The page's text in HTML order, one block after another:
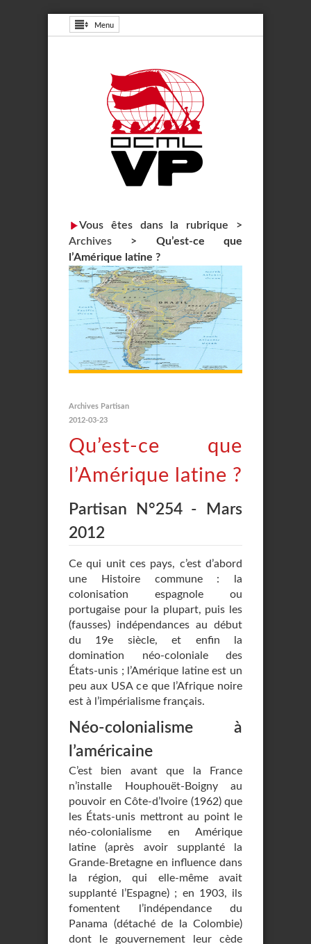
Menu
Vous êtes dans la rubrique >
Archives > Qu’est-ce que
l’Amérique latine ?
Archives Partisan
2012-03-23
Qu’est-ce que
l’Amérique latine ?
Partisan N°254 - Mars
2012
Ce qui unit ces pays, c’est d’abord
une Histoire commune : la
colonisation espagnole ou
portugaise pour la plupart, puis les
(fausses) indépendances au début
du 19e siècle, et enfin la
domination néo-coloniale des
États-unis ; l’Amérique latine est un
peu aux USA ce que l’Afrique noire
est à l’impérialisme français.
Néo-colonialisme à
l’américaine
C’est bien avant que la France
n’installe Houphouët-Boigny au
pouvoir en Côte-d’Ivoire (1962) que
les États-unis mettront au point le
néo-colonialisme en Amérique
latine (après avoir supplanté la
Grande-Bretagne en influence dans
la région, qui elle-même avait
supplanté l’Espagne) ; en 1903, ils
fomentent l’indépendance du
Panama (détaché de la Colombie)
dont le gouvernement leur cède